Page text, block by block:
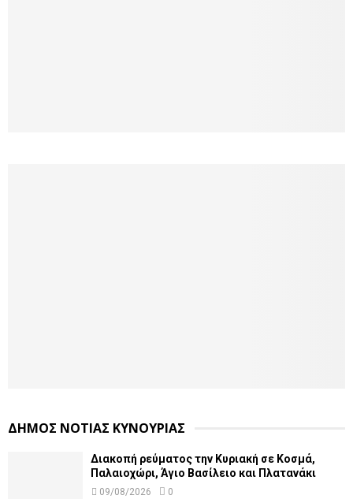
ΔΗΜΟΣ ΝΟΤΙΑΣ ΚΥΝΟΥΡΙΑΣ
Διακοπή ρεύματος την Κυριακή σε Κοσμά,
Παλαιοχώρι, Άγιο Βασίλειο και Πλατανάκι
09/08/2026 0